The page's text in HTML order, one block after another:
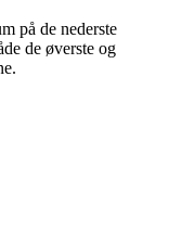
på de nederste
de øverste og